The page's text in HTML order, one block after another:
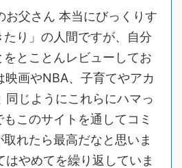
お父さん 本当にびっくりす
たり」の人間ですが、自分
をとことんレビューしてお
映画やNBA、子育てやアカ
同じようにこれらにハマっ
このサイトを通してコミ
取れたら最高だなと思いま
はやめてを繰り返していま